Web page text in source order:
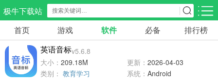
极牛下载站
应用分类 游戏分类
生活服务
297款应用
教育学习
178款应用
首页 游戏 软件 必备 排行榜
英语音标v5.6.8
大小： 209.18M 更新： 2026-04-03
类别： 教育学习 系统： Android